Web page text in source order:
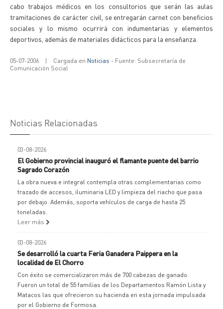
cabo trabajos médicos en los consultorios que serán las aulas
tramitaciones de carácter civil, se entregarán carnet con beneficios
sociales y lo mismo ocurrirá con indumentarias y elementos
deportivos, además de materiales didácticos para la enseñanza.
05-07-2006 | Cargada en Noticias - Fuente: Subsecretaría de
Comunicación Social
Noticias Relacionadas
03-08-2026
El Gobierno provincial inauguró el flamante puente del barrio
Sagrado Corazón
La obra nueva e integral contempla otras complementarias como
trazado de accesos, iluminaria LED y limpieza del riacho que pasa
por debajo. Además, soporta vehículos de carga de hasta 25
toneladas.
Leer más
03-08-2026
Se desarrolló la cuarta Feria Ganadera Paippera en la
localidad de El Chorro
Con éxito se comercializaron más de 700 cabezas de ganado.
Fueron un total de 55 familias de los Departamentos Ramón Lista y
Matacos las que ofrecieron su hacienda en esta jornada impulsada
por el Gobierno de Formosa.